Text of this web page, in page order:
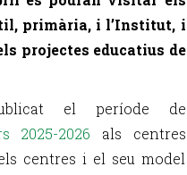
primària, i l’Institut, i
projectes educatius de
el període de
2025-2026 als centres
centres i el seu model